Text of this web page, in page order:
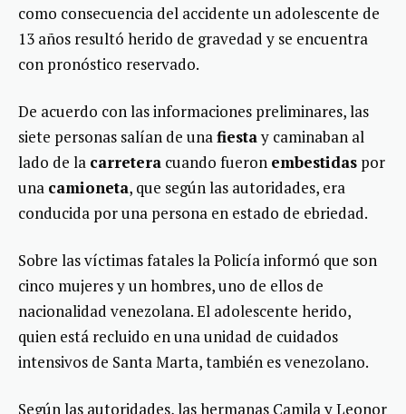
como consecuencia del accidente un adolescente de
13 años resultó herido de gravedad y se encuentra
con pronóstico reservado.
De acuerdo con las informaciones preliminares, las
siete personas salían de unafiestay caminaban al
lado de la carretera cuando fueron embestidas por
una camioneta, que según las autoridades, era
conducida por una persona en estado de ebriedad.
Sobre las víctimas fatales la Policía informó que son
cinco mujeres y un hombres, uno de ellos de
nacionalidad venezolana. El adolescente herido,
quien está recluido en una unidad de cuidados
intensivos de Santa Marta, también es venezolano.
Según las autoridades, las hermanas Camila y Leonor